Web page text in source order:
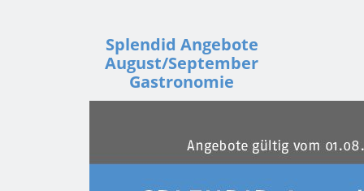
Splendid Angebote
August/September
Gastronomie